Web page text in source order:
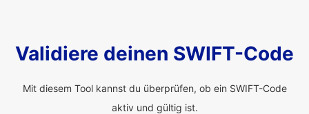
Validiere deinen SWIFT-Code
Mit diesem Tool kannst du überprüfen, ob ein SWIFT-Code
aktiv und gültig ist.